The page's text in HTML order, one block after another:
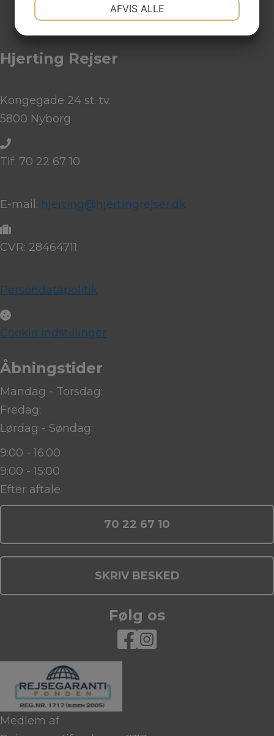
Hjerting Rejser
Kongegade 24 st. tv.
5800 Nyborg
Tlf: 70 22 67 10
E-mail: hjerting@hjertingrejser.dk
CVR: 28464711
Persondatapolitik
Cookie indstillinger
Åbningstider
Mandag - Torsdag:
Fredag:
Lørdag - Søndag:
9:00 - 16:00
9:00 - 15:00
Efter aftale
70 22 67 10
SKRIV BESKED
Følg os
Medlem af
AFVIS ALLE